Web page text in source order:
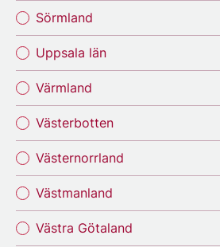
Sörmland
Uppsala län
Värmland
Västerbotten
Västernorrland
Västmanland
Västra Götaland